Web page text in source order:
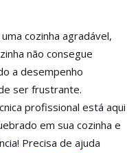
cozinha agradável,
não consegue
a desempenho
ser frustrante.
profissional está aqui
em sua cozinha e
Precisa de ajuda